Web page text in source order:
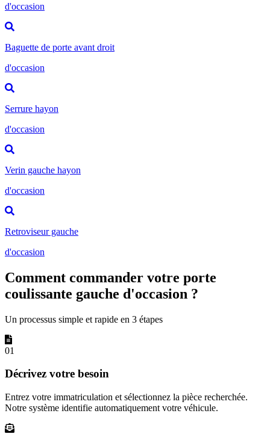
d'occasion
Baguette de porte avant droit
d'occasion
Serrure hayon
d'occasion
Verin gauche hayon
d'occasion
Retroviseur gauche
d'occasion
Comment commander votre porte
coulissante gauche d'occasion ?
Un processus simple et rapide en 3 étapes
01
Décrivez votre besoin
Entrez votre immatriculation et sélectionnez la pièce recherchée.
Notre système identifie automatiquement votre véhicule.